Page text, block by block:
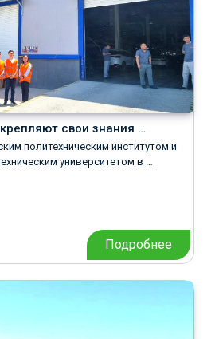
свои знания …
политехническим институтом и
университетом в …
Подробнее